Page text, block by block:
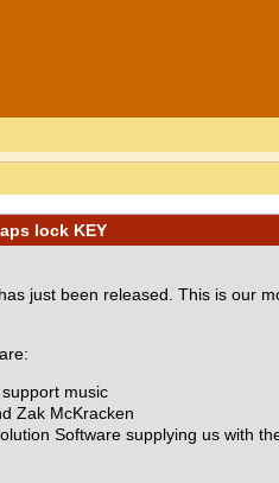
lock KEY
just been released. This is our
music
Zak McKracken
Software supplying us with